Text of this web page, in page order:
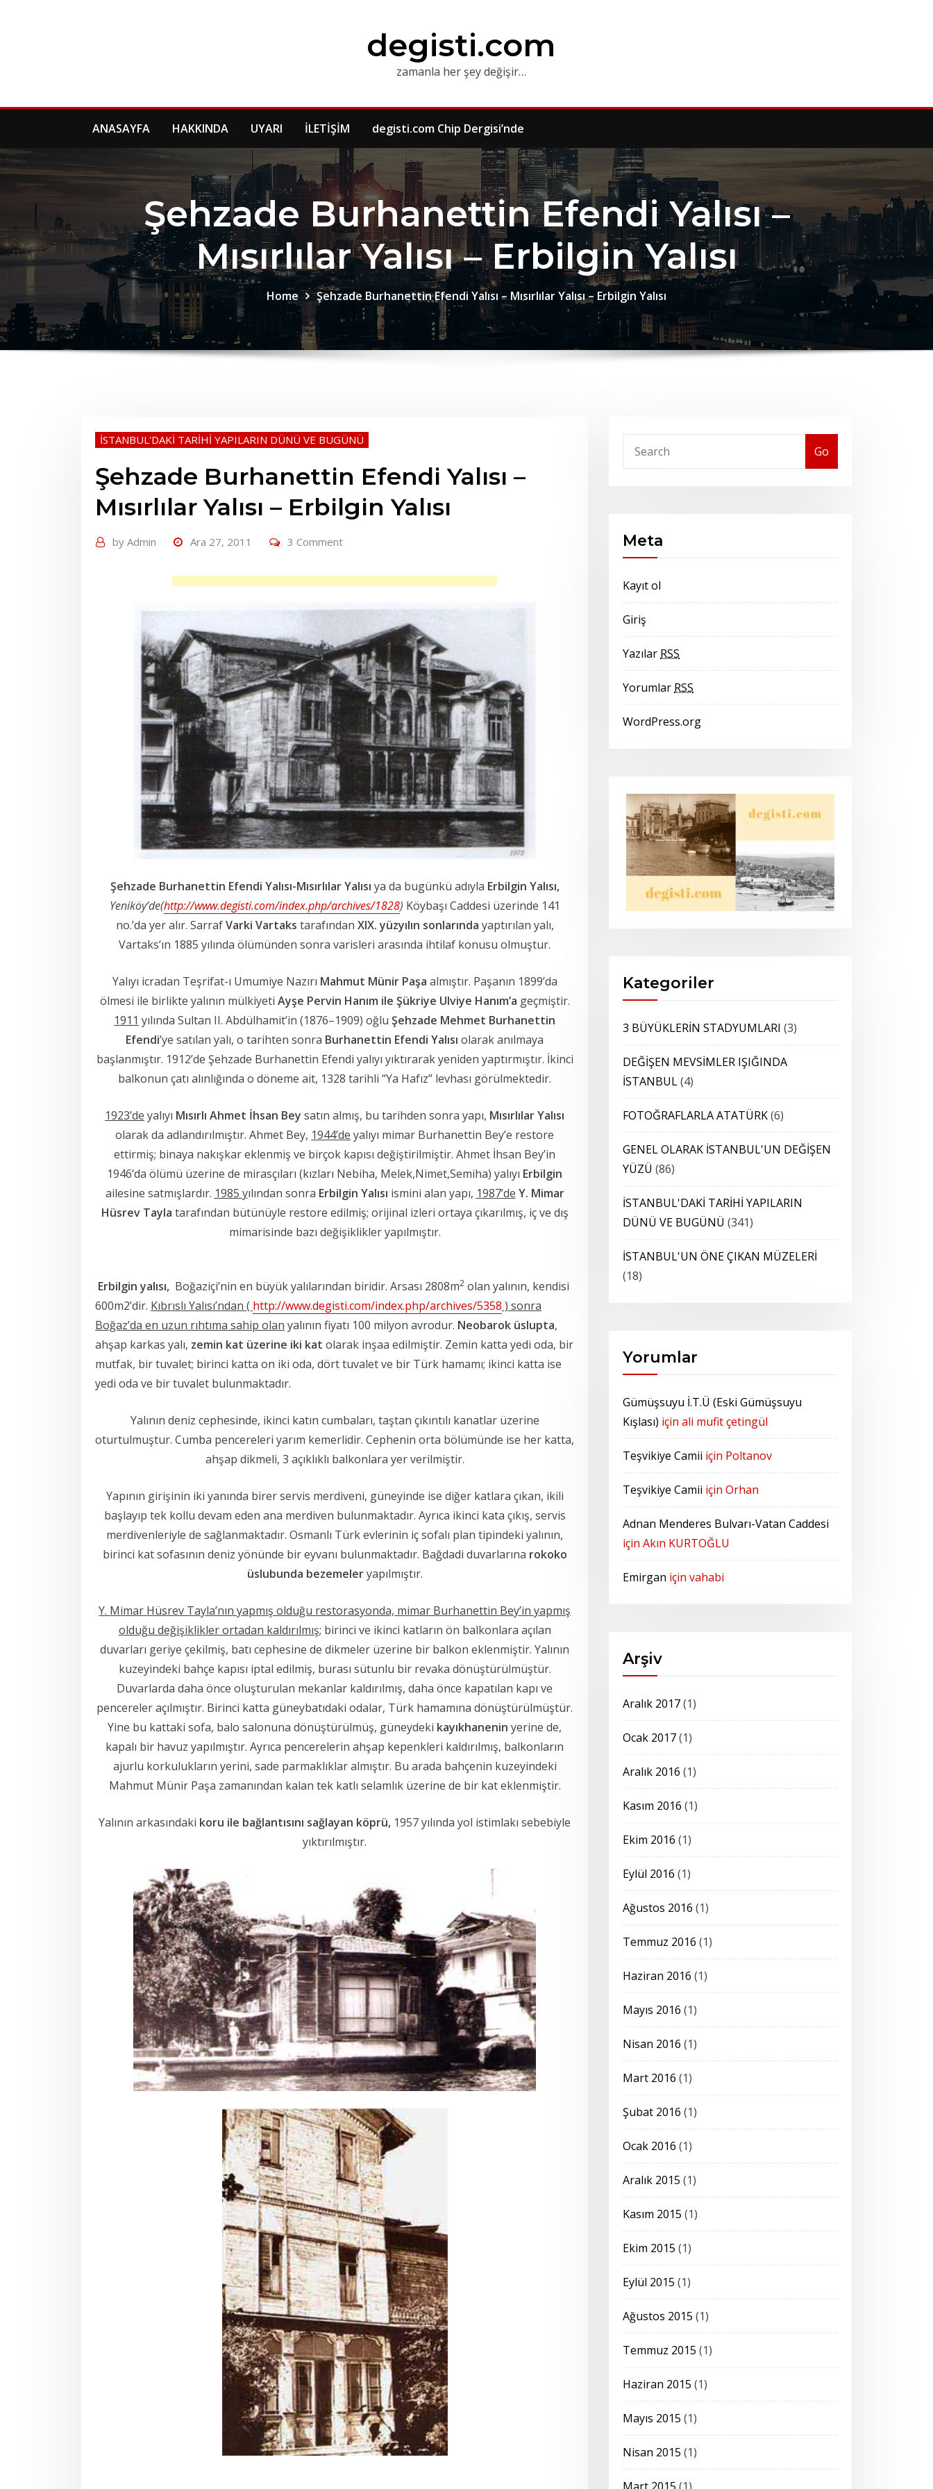
degisti.com
zamanla her şey değişir…
ANASAYFA HAKKINDA UYARI İLETİŞİM degisti.com Chip Dergisi’nde
Şehzade Burhanettin Efendi Yalısı –
Mısırlılar Yalısı – Erbilgin Yalısı
Home Şehzade Burhanettin Efendi Yalısı – Mısırlılar Yalısı – Erbilgin Yalısı
İSTANBUL'DAKİ TARİHİ YAPILARIN DÜNÜ VE BUGÜNÜ
Şehzade Burhanettin Efendi Yalısı –
Mısırlılar Yalısı – Erbilgin Yalısı
by Admin Ara 27, 2011 3 Comment
Şehzade Burhanettin Efendi Yalısı-Mısırlılar Yalısı ya da bugünkü adıyla Erbilgin Yalısı,
Yeniköy’de(http://www.degisti.com/index.php/archives/1828) Köybaşı Caddesi üzerinde 141
no.’da yer alır. SarrafVarki Vartaks tarafından XIX. yüzyılın sonlarında yaptırılan yalı,
Vartaks’ın 1885 yılında ölümünden sonra varisleri arasında ihtilaf konusu olmuştur.
Yalıyı icradan Teşrifat-ı Umumiye Nazırı Mahmut Münir Paşa almıştır. Paşanın 1899’da
ölmesi ile birlikte yalının mülkiyeti Ayşe Pervin Hanım ile Şükriye Ulviye Hanım’a geçmiştir.
1911 yılında Sultan II. Abdülhamit’in (1876–1909) oğlu Şehzade Mehmet Burhanettin
Efendi’ye satılan yalı, o tarihten sonra Burhanettin Efendi Yalısı olarak anılmaya
başlanmıştır. 1912’de Şehzade Burhanettin Efendi yalıyı yıktırarak yeniden yaptırmıştır. İkinci
balkonun çatı alınlığında o döneme ait, 1328 tarihli “Ya Hafız” levhası görülmektedir.
1923’de yalıyı Mısırlı Ahmet İhsan Bey satın almış, bu tarihden sonra yapı, Mısırlılar Yalısı
olarak da adlandırılmıştır. Ahmet Bey, 1944’de yalıyı mimar Burhanettin Bey’e restore
ettirmiş; binaya nakışkar eklenmiş ve birçok kapısı değiştirilmiştir. Ahmet İhsan Bey’in
1946’da ölümü üzerine de mirasçıları (kızları Nebiha, Melek,Nimet,Semiha) yalıyı Erbilgin
ailesine satmışlardır. 1985 yılından sonra Erbilgin Yalısı ismini alan yapı, 1987’de Y. Mimar
Hüsrev Tayla tarafından bütünüyle restore edilmiş; orijinal izleri ortaya çıkarılmış, iç ve dış
mimarisinde bazı değişiklikler yapılmıştır.
Erbilgin yalısı, Boğaziçi’nin en büyük yalılarından biridir. Arsası 2808m2 olan yalının, kendisi
600m2’dir. Kıbrıslı Yalısı’ndan ( http://www.degisti.com/index.php/archives/5358 ) sonra
Boğaz’da en uzun rıhtıma sahip olan yalının fiyatı 100 milyon avrodur. Neobarok üslupta,
ahşap karkas yalı, zemin kat üzerine iki kat olarak inşaa edilmiştir. Zemin katta yedi oda, bir
mutfak, bir tuvalet; birinci katta on iki oda, dört tuvalet ve bir Türk hamamı; ikinci katta ise
yedi oda ve bir tuvalet bulunmaktadır.
Yalının deniz cephesinde, ikinci katın cumbaları, taştan çıkıntılı kanatlar üzerine
oturtulmuştur. Cumba pencereleri yarım kemerlidir. Cephenin orta bölümünde ise her katta,
ahşap dikmeli, 3 açıklıklı balkonlara yer verilmiştir.
Yapının girişinin iki yanında birer servis merdiveni, güneyinde ise diğer katlara çıkan, ikili
başlayıp tek kollu devam eden ana merdiven bulunmaktadır. Ayrıca ikinci kata çıkış, servis
merdivenleriyle de sağlanmaktadır. Osmanlı Türk evlerinin iç sofalı plan tipindeki yalının,
birinci kat sofasının deniz yönünde bir eyvanı bulunmaktadır. Bağdadi duvarlarına rokoko
üslubunda bezemeleryapılmıştır.
Y. Mimar Hüsrev Tayla’nın yapmış olduğu restorasyonda, mimar Burhanettin Bey’in yapmış
olduğu değişiklikler ortadan kaldırılmış; birinci ve ikinci katların ön balkonlara açılan
duvarları geriye çekilmiş, batı cephesine de dikmeler üzerine bir balkon eklenmiştir. Yalının
kuzeyindeki bahçe kapısı iptal edilmiş, burası sütunlu bir revaka dönüştürülmüştür.
Duvarlarda daha önce oluşturulan mekanlar kaldırılmış, daha önce kapatılan kapı ve
pencereler açılmıştır. Birinci katta güneybatıdaki odalar, Türk hamamına dönüştürülmüştür.
Yine bu kattaki sofa, balo salonuna dönüştürülmüş, güneydeki kayıkhanenin yerine de,
kapalı bir havuz yapılmıştır. Ayrıca pencerelerin ahşap kepenkleri kaldırılmış, balkonların
ajurlu korkulukların yerini, sade parmaklıklar almıştır. Bu arada bahçenin kuzeyindeki
Mahmut Münir Paşa zamanından kalan tek katlı selamlık üzerine de bir kat eklenmiştir.
Yalının arkasındaki koru ile bağlantısını sağlayan köprü, 1957 yılında yol istimlakı sebebiyle
yıktırılmıştır.
Go
Meta
Kayıt ol
Giriş
Yazılar RSS
Yorumlar RSS
WordPress.org
Kategoriler
3 BÜYÜKLERİN STADYUMLARI (3)
DEĞİŞEN MEVSİMLER IŞIĞINDA
İSTANBUL(4)
FOTOĞRAFLARLA ATATÜRK(6)
GENEL OLARAK İSTANBUL'UN DEĞİŞEN
YÜZÜ (86)
İSTANBUL'DAKİ TARİHİ YAPILARIN
DÜNÜ VE BUGÜNÜ (341)
İSTANBUL'UN ÖNE ÇIKAN MÜZELERİ
(18)
Yorumlar
Gümüşsuyu İ.T.Ü (Eski Gümüşsuyu
Kışlası) için ali mufit çetingül
Teşvikiye Camii için Poltanov
Teşvikiye Camii için Orhan
Adnan Menderes Bulvarı-Vatan Caddesi
için Akın KURTOĞLU
Emirgan için vahabi
Arşiv
Aralık 2017(1)
Ocak 2017(1)
Aralık 2016 (1)
Kasım 2016 (1)
Ekim 2016 (1)
Eylül 2016 (1)
Ağustos 2016 (1)
Temmuz 2016 (1)
Haziran 2016 (1)
Mayıs 2016 (1)
Nisan 2016 (1)
Mart 2016 (1)
Şubat 2016 (1)
Ocak 2016 (1)
Aralık 2015 (1)
Kasım 2015 (1)
Ekim 2015 (1)
Eylül 2015 (1)
Ağustos 2015 (1)
Temmuz 2015 (1)
Haziran 2015 (1)
Mayıs 2015 (1)
Nisan 2015 (1)